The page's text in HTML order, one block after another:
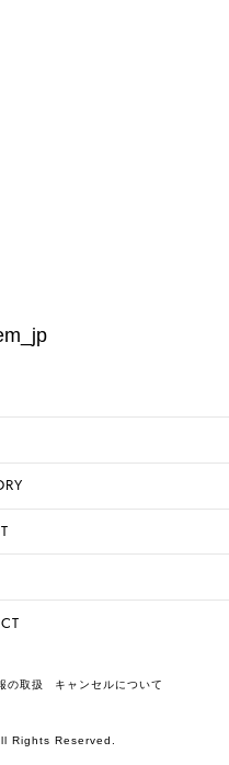
の取扱 キャンセルについて
Rights Reserved.